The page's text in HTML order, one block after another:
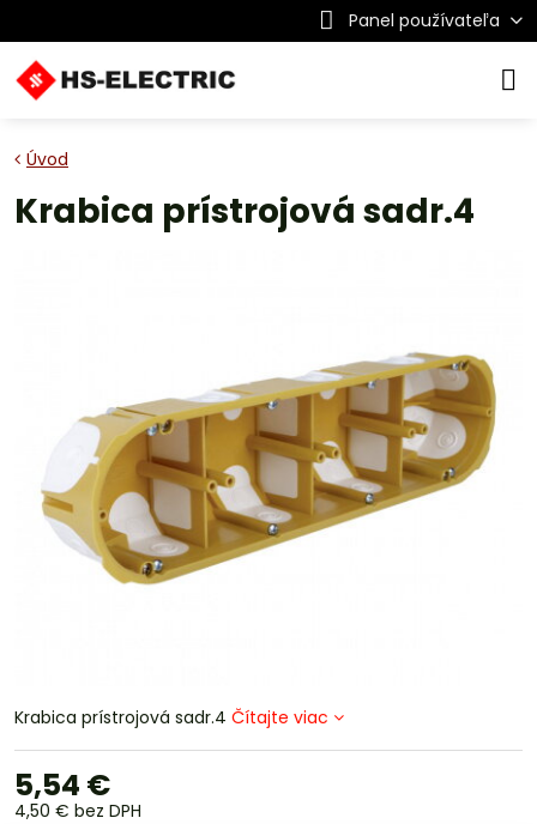
Panel používateľa
Úvod
Krabica prístrojová sadr.4
Krabica prístrojová sadr.4 Čítajte viac
5,54 €
4,50 € bez DPH